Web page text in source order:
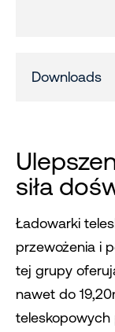
Downloads
siła
Ładowarki
przewożenia i
tej grupy
nawet do